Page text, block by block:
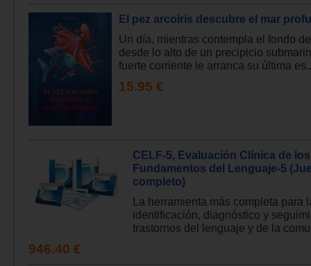
El pez arcoiris descubre el mar
Un día, mientras contempla el fondo
desde lo alto de un precipicio
fuerte corriente le arranca su última
15.95 €
CELF-5, Evaluación Clínica de los
Fundamentos del Lenguaje-5
completo)
La herramienta más completa para
identificación, diagnóstico y
trastornos del lenguaje y de la
946.40 €